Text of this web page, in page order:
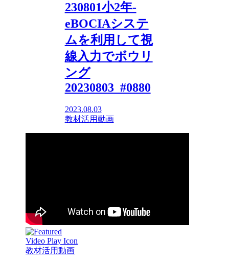
230801小2年-
eBOCIAシステ
ムを利用して視
線入力でボウリ
ング
20230803_#0880
2023.08.03
教材活用動画
教材活用動画